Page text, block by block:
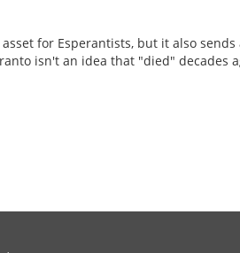
for Esperantists, but it also
isn't an idea that "died" decades